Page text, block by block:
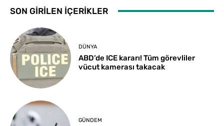
SON GİRİLEN İÇERİKLER
DÜNYA
ABD’de ICE kararı! Tüm görevliler
vücut kamerası takacak
GÜNDEM